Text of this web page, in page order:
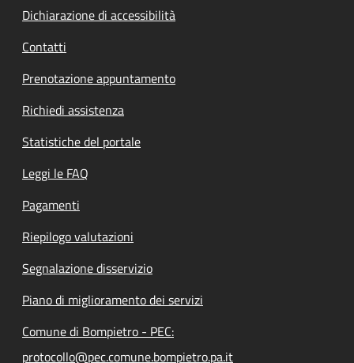
Dichiarazione di accessibilità
Contatti
Prenotazione appuntamento
Richiedi assistenza
Statistiche del portale
Leggi le FAQ
Pagamenti
Riepilogo valutazioni
Segnalazione disservizio
Piano di miglioramento dei servizi
Comune di Bompietro - PEC:
protocollo@pec.comune.bompietro.pa.it